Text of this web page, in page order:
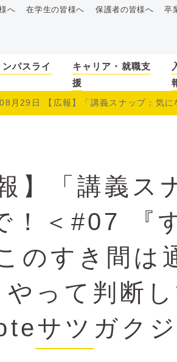
へ 在学生の皆様へ 保護者の皆様へ 卒
パスライ
キャリア・就職支
援
月29日 【広報】「講義スナップ：気に
】「講義ス
！＜#07 『
のすき間は
って判断
サツガクジ